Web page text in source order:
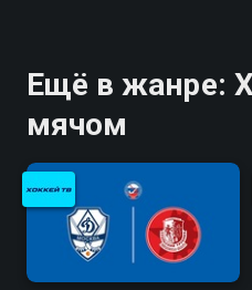
Ещё в жанре:
мячом